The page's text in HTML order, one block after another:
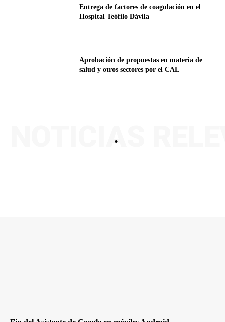
Entrega de factores de coagulación en el
Hospital Teófilo Dávila
Aprobación de propuestas en materia de
salud y otros sectores por el CAL
.
NOTICIAS